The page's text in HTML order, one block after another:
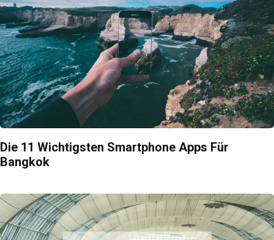
Die 11 Wichtigsten Smartphone Apps Für
Bangkok